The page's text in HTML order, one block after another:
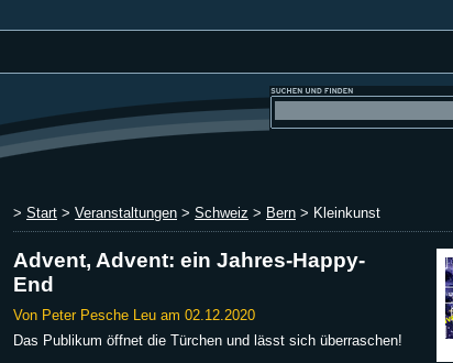
> Start > Veranstaltungen > Schweiz > Bern > Kleinkunst
Advent, Advent: ein Jahres-Happy-
End
Von Peter Pesche Leu am 02.12.2020
Das Publikum öffnet die Türchen und lässt sich überraschen!